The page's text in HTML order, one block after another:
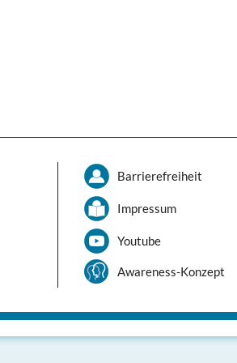
Barrierefreiheit
Impressum
Youtube
Awareness-Konzept